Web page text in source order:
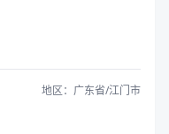
地区：广东省/江门市